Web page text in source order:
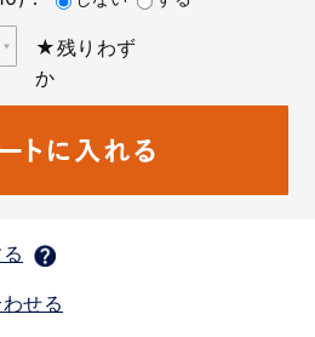
★残りわず
か
せる